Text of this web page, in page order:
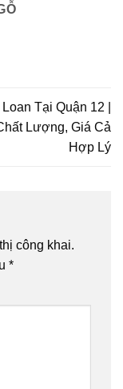
Tại Quận 12 |
Lượng, Giá Cả
Hợp Lý
công khai.
*